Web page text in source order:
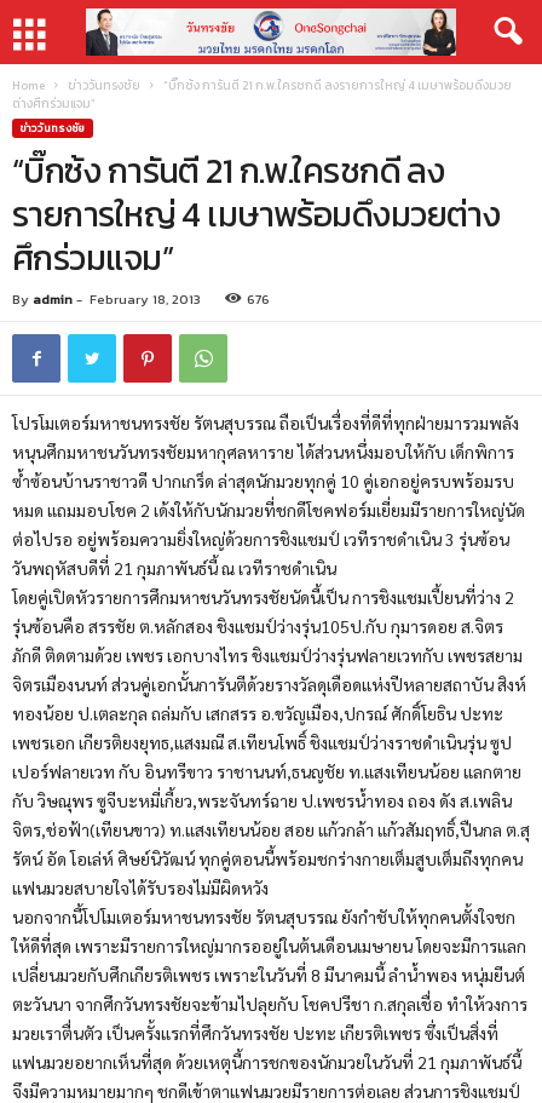
Home ข่าววันทรงชัย
“บิ๊กซ้ง การันตี 21 ก.พ.ใครชกดี ลงรายการใหญ่ 4 เมษาพร้อมดึงมวย
ต่างศึกร่วมแจม”
ข่าววันทรงชัย
“บิ๊กซ้ง การันตี 21 ก.พ.ใครชกดี ลง
รายการใหญ่ 4 เมษาพร้อมดึงมวยต่าง
ศึกร่วมแจม”
By admin- February 18, 2013 676
โปรโมเตอร์มหาชนทรงชัย รัตนสุบรรณ ถือเป็นเรื่องที่ดีที่ทุกฝ่ายมารวมพลัง
หนุนศึกมหาชนวันทรงชัยมหากุศลหาราย ได้ส่วนหนึ่งมอบให้กับ เด็กพิการ
ซ้ำซ้อนบ้านราชาวดี ปากเกร็ด ล่าสุดนักมวยทุกคู่ 10 คู่เอกอยู่ครบพร้อมรบ
หมด แถมมอบโชค 2 เด้งให้กับนักมวยที่ชกดีโชคฟอร์มเยี่ยมมีรายการใหญ่นัด
ต่อไปรอ อยู่พร้อมความยิ่งใหญ่ด้วยการชิงแชมป์ เวทีราชดำเนิน 3 รุ่นซ้อน
วันพฤหัสบดีที่ 21 กุมภาพันธ์นี้ ณ เวทีราชดำเนิน
โดยคู่เปิดหัวรายการศึกมหาชนวันทรงชัยนัดนี้เป็น การชิงแชมเปี้ยนที่ว่าง 2
รุ่นซ้อนคือ สรรชัย ต.หลักสอง ชิงแชมป์ว่างรุ่น105ป.กับ กุมารดอย ส.จิตร
ภักดี ติดตามด้วย เพชร เอกบางไทร ชิงแชมป์ว่างรุ่นฟลายเวทกับ เพชรสยาม
จิตรเมืองนนท์ ส่วนคู่เอกนั้นการันตีด้วยรางวัลดุเดือดแห่งปีหลายสถาบัน สิงห์
ทองน้อย ป.เตละกุล ถล่มกับ เสกสรร อ.ขวัญเมือง,ปกรณ์ ศักดิ์โยธิน ปะทะ
เพชรเอก เกียรติยงยุทธ,แสงมณี ส.เทียนโพธิ์ ชิงแชมป์ว่างราชดำเนินรุ่น ซูป
เปอร์ฟลายเวท กับ อินทรีขาว ราชานนท์,ธนญชัย ท.แสงเทียนน้อย แลกตาย
กับ วิษณุพร ซูจีบะหมี่เกี้ยว,พระจันทร์ฉาย ป.เพชรน้ำทอง ถอง ดัง ส.เพลิน
จิตร,ช่อฟ้า(เทียนขาว) ท.แสงเทียนน้อย สอย แก้วกล้า แก้วสัมฤทธิ์,ปืนกล ต.สุ
รัตน์ อัด โอเล่ห์ ศิษย์นิวัฒน์ ทุกคู่ตอนนี้พร้อมชกร่างกายเต็มสูบเต็มถึงทุกคน
แฟนมวยสบายใจได้รับรองไม่มีผิดหวัง
นอกจากนี้โปโมเตอร์มหาชนทรงชัย รัตนสุบรรณ ยังกำชับให้ทุกคนตั้งใจชก
ให้ดีที่สุด เพราะมีรายการใหญ่มากรออยู่ในต้นเดือนเมษายน โดยจะมีการแลก
เปลี่ยนมวยกับศึกเกียรติเพชร เพราะในวันที่ 8 มีนาคมนี้ ลำน้ำพอง หนุ่มยีนต์
ตะวันนา จากศึกวันทรงชัยจะข้ามไปลุยกับ โชคปรีชา ก.สกุลเชื่อ ทำให้วงการ
มวยเราตื่นตัว เป็นครั้งแรกที่ศึกวันทรงชัย ปะทะ เกียรติเพชร ซึ่งเป็นสิ่งที่
แฟนมวยอยากเห็นที่สุด ด้วยเหตุนี้การชกของนักมวยในวันที่ 21 กุมภาพันธ์นี้
จึงมีความหมายมากๆ ชกดีเข้าตาแฟนมวยมีรายการต่อเลย ส่วนการชิงแชมป์